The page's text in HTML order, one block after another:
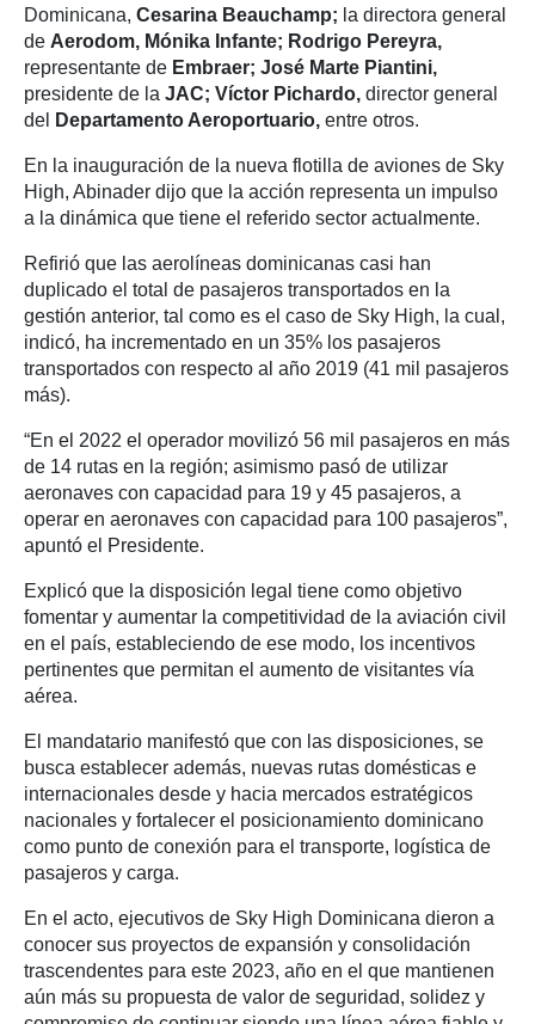
Dominicana, Cesarina Beauchamp; la directora general
de Aerodom, Mónika Infante; Rodrigo Pereyra,
representante de Embraer; José Marte Piantini,
presidente de la JAC; Víctor Pichardo, director general
del
Departamento Aeroportuario, entre otros.
En la inauguración de la nueva flotilla de aviones de Sky
High, Abinader dijo que la acción representa un impulso
a la dinámica que tiene el referido sector actualmente.
Refirió que las aerolíneas dominicanas casi han
duplicado el total de pasajeros transportados en la
gestión anterior, tal como es el caso de Sky High, la cual,
indicó, ha incrementado en un 35% los pasajeros
transportados con respecto al año 2019 (41 mil pasajeros
más).
“En el 2022 el operador movilizó 56 mil pasajeros en más
de 14 rutas en la región; asimismo pasó de utilizar
aeronaves con capacidad para 19 y 45 pasajeros, a
operar en aeronaves con capacidad para 100 pasajeros”,
apuntó el Presidente.
Explicó que la disposición legal tiene como objetivo
fomentar y aumentar la competitividad de la aviación civil
en el país, estableciendo de ese modo, los incentivos
pertinentes que permitan el aumento de visitantes vía
aérea.
El mandatario manifestó que con las disposiciones, se
busca establecer además, nuevas rutas domésticas e
internacionales desde y hacia mercados estratégicos
nacionales y fortalecer el posicionamiento dominicano
como punto de conexión para el transporte, logística de
pasajeros y carga.
En el acto, ejecutivos de Sky High Dominicana dieron a
conocer sus proyectos de expansión y consolidación
trascendentes para este 2023, año en el que mantienen
aún más su propuesta de valor de seguridad, solidez y